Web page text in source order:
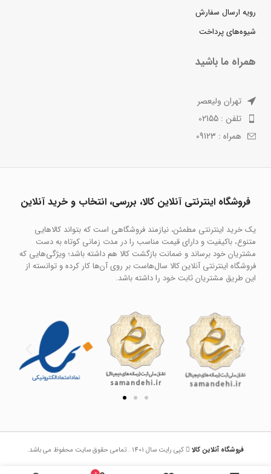
رویه ارسال سفارش
شیوه‌های پرداخت
همراه ما باشید
تهران ولیعصر
تلفن : 02155
همراه : 09123
فروشگاه اینترنتی آنلاین کالا، بررسی، انتخاب و خرید آنلاین
یک خرید اینترنتی مطمئن، نیازمند فروشگاهی است که بتواند کالاهایی
متنوع، باکیفیت و دارای قیمت مناسب را در مدت زمانی کوتاه به دست
مشتریان خود برساند و ضمانت بازگشت کالا هم داشته باشد؛ ویژگی‌هایی که
فروشگاه اینترنتی آنلاین کالا سال‌هاست بر روی آن‌ها کار کرده و توانسته از
این طریق مشتریان ثابت خود را داشته باشد.
فروشگاه آنلاین کالا کپی رایت سال 1401 . تمامی حقوق سایت محفوظ می باشد.